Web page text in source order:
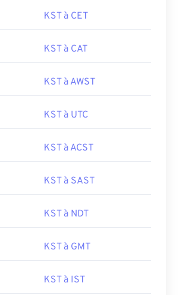
KST à CET
KST à CAT
KST à AWST
KST à UTC
KST à ACST
KST à SAST
KST à NDT
KST à GMT
KST à IST